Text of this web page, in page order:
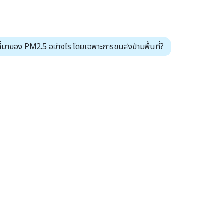
ของ PM2.5 อย่างไร โดยเฉพาะการขนส่งข้ามพื้นที่?